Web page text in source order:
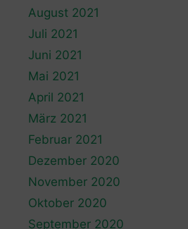
August 2021
Juli 2021
Juni 2021
Mai 2021
April 2021
März 2021
Februar 2021
Dezember 2020
November 2020
Oktober 2020
September 2020